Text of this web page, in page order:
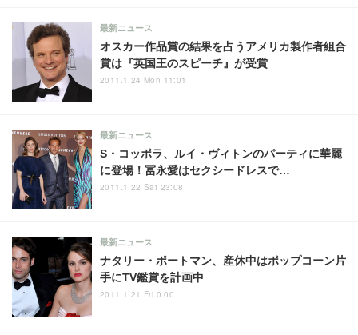
オスカー作品賞の結果を占うアメリカ製作者組合
賞は『英国王のスピーチ』が受賞
最新ニュース
2011.1.24 Mon 11:01
S・コッポラ、ルイ・ヴィトンのパーティに華麗
に登場！冨永愛はセクシードレスで…
最新ニュース
2011.1.22 Sat 23:08
ナタリー・ポートマン、産休中はポップコーン片
手にTV鑑賞を計画中
最新ニュース
2011.1.21 Fri 0:00